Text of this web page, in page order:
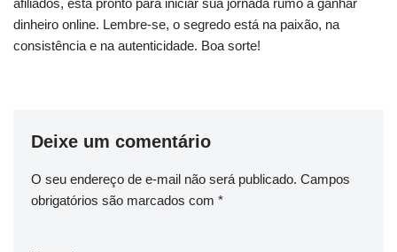
afiliados, está pronto para iniciar sua jornada rumo a ganhar
dinheiro online. Lembre-se, o segredo está na paixão, na
consistência e na autenticidade. Boa sorte!
Deixe um comentário
O seu endereço de e-mail não será publicado. Campos
obrigatórios são marcados com *